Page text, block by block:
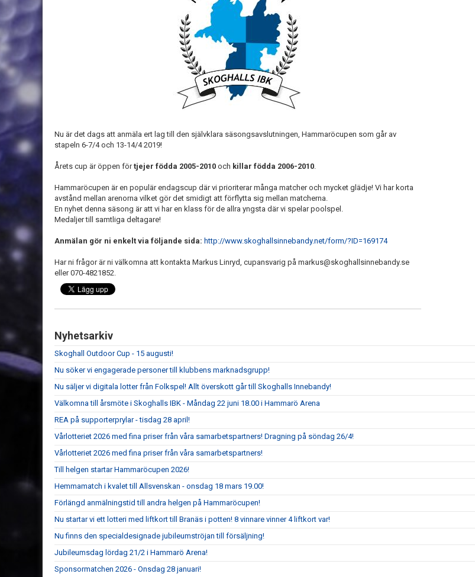
Nu är det dags att anmäla ert lag till den självklara säsongsavslutningen, Hammaröcupen som går av
stapeln 6-7/4 och 13-14/4 2019!
Årets cup är öppen förtjejer födda 2005-2010 och killar födda 2006-2010.
Hammaröcupen är en populär endagscup där vi prioriterar många matcher och mycket glädje! Vi har korta
avstånd mellan arenorna vilket gör det smidigt att förflytta sig mellan matcherna.
En nyhet denna säsong är att vi har en klass för de allra yngsta där vi spelar poolspel.
Medaljer till samtliga deltagare!
Anmälan gör ni enkelt via följande sida: http://www.skoghallsinnebandy.net/form/?ID=169174
Har ni frågor är ni välkomna att kontakta Markus Linryd, cupansvarig på markus@skoghallsinnebandy.se
eller 070-4821852.
Nyhetsarkiv
Skoghall Outdoor Cup - 15 augusti!
Nu söker vi engagerade personer till klubbens marknadsgrupp!
Nu säljer vi digitala lotter från Folkspel! Allt överskott går till Skoghalls Innebandy!
Välkomna till årsmöte i Skoghalls IBK - Måndag 22 juni 18.00 i Hammarö Arena
REA på supporterprylar - tisdag 28 april!
Vårlotteriet 2026 med fina priser från våra samarbetspartners! Dragning på söndag 26/4!
Vårlotteriet 2026 med fina priser från våra samarbetspartners!
Till helgen startar Hammaröcupen 2026!
Hemmamatch i kvalet till Allsvenskan - onsdag 18 mars 19.00!
Förlängd anmälningstid till andra helgen på Hammaröcupen!
Nu startar vi ett lotteri med liftkort till Branäs i potten! 8 vinnare vinner 4 liftkort var!
Nu finns den specialdesignade jubileumströjan till försäljning!
Jubileumsdag lördag 21/2 i Hammarö Arena!
Sponsormatchen 2026 - Onsdag 28 januari!